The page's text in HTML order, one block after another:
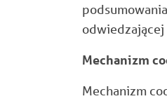
Mechanizm
Mechanizm